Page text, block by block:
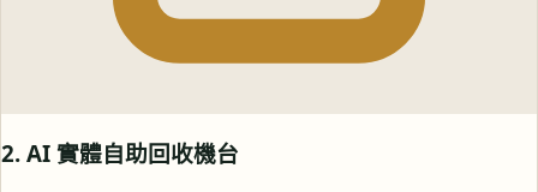
2. AI 實體自助回收機台